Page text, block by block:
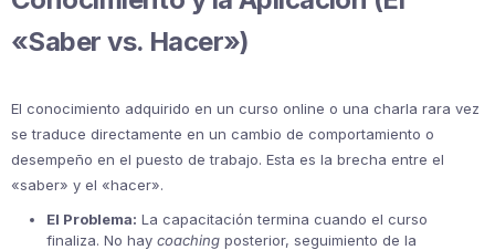
«Saber vs. Hacer»)
El conocimiento adquirido en un curso online o una charla rara vez
se traduce directamente en un cambio de comportamiento o
desempeño en el puesto de trabajo. Esta es la brecha entre el
«saber» y el «hacer».
El Problema: La capacitación termina cuando el curso
finaliza. No hay coaching posterior, seguimiento de la